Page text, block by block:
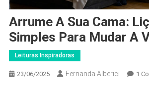
Arrume A Sua Cama:
Simples Para Mudar A
Leituras Inspiradoras
23/06/2025 Fernanda Alberici 1